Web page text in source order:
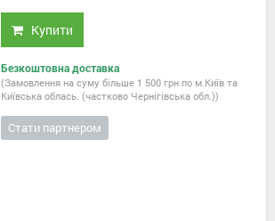
Купити
Безкоштовна доставка
(Замовлення на суму більше 1 500 грн по м.Київ та
Київська облась. (частково Чернігівська обл.))
Стати партнером